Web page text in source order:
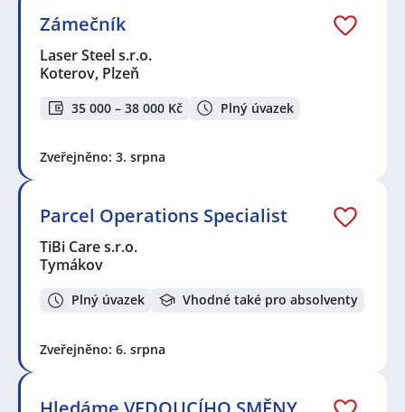
Zámečník
Laser Steel s.r.o.
Koterov, Plzeň
35 000 – 38 000 Kč Plný úvazek
Zveřejněno: 3. srpna
Parcel Operations Specialist
TiBi Care s.r.o.
Tymákov
Plný úvazek Vhodné také pro absolventy
Zveřejněno: 6. srpna